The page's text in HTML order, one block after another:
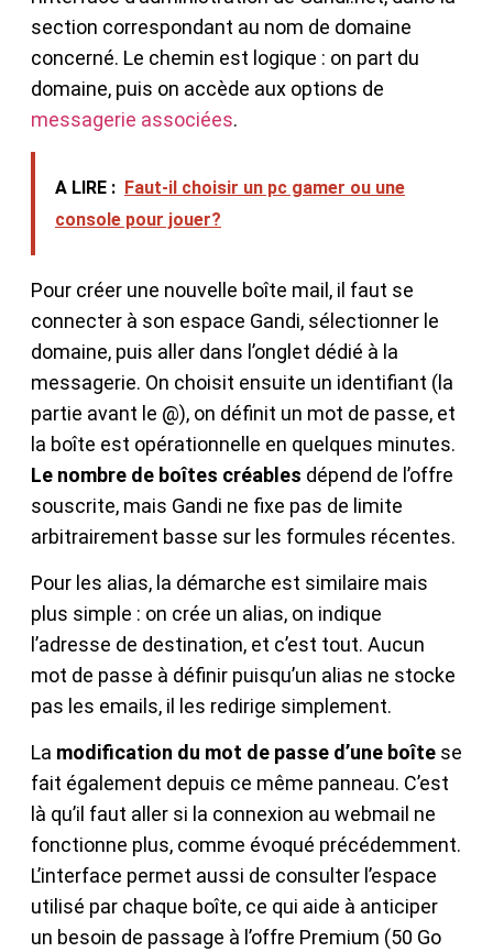
section correspondant au nom de domaine
concerné. Le chemin est logique : on part du
domaine, puis on accède aux options de
messagerie associées.
A LIRE : Faut-il choisir un pc gamer ou une
console pour jouer?
Pour créer une nouvelle boîte mail, il faut se
connecter à son espace Gandi, sélectionner le
domaine, puis aller dans l’onglet dédié à la
messagerie. On choisit ensuite un identifiant (la
partie avant le @), on définit un mot de passe, et
la boîte est opérationnelle en quelques minutes.
Le nombre de boîtes créables dépend de l’offre
souscrite, mais Gandi ne fixe pas de limite
arbitrairement basse sur les formules récentes.
Pour les alias, la démarche est similaire mais
plus simple : on crée un alias, on indique
l’adresse de destination, et c’est tout. Aucun
mot de passe à définir puisqu’un alias ne stocke
pas les emails, il les redirige simplement.
La modification du mot de passe d’une boîte se
fait également depuis ce même panneau. C’est
là qu’il faut aller si la connexion au webmail ne
fonctionne plus, comme évoqué précédemment.
L’interface permet aussi de consulter l’espace
utilisé par chaque boîte, ce qui aide à anticiper
un besoin de passage à l’offre Premium (50 Go